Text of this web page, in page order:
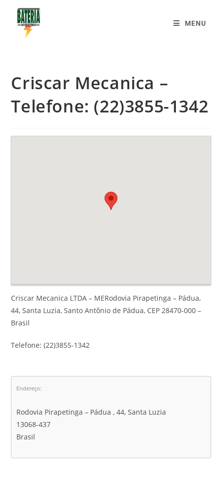
MENU
Criscar Mecanica –
Telefone: (22)3855-1342
Criscar Mecanica LTDA – MERodovia Pirapetinga – Pádua,
44, Santa Luzia, Santo Antônio de Pádua, CEP 28470-000 –
Brasil
Telefone: (22)3855-1342
Endereço:
Rodovia Pirapetinga – Pádua , 44, Santa Luzia
13068-437
Brasil